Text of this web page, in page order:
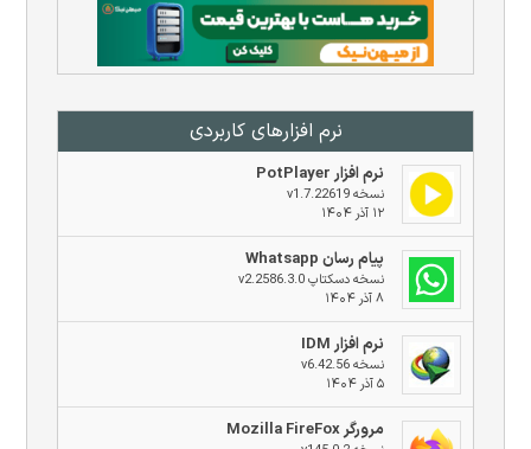
نرم افزار‌های کاربردی
نرم افزار PotPlayer
نسخه v1.7.22619
۱۲ آذر ۱۴۰۴
پیام رسان Whatsapp
نسخه دسکتاپ v2.2586.3.0
۸ آذر ۱۴۰۴
نرم افزار IDM
نسخه v6.42.56
۵ آذر ۱۴۰۴
مرورگر Mozilla FireFox